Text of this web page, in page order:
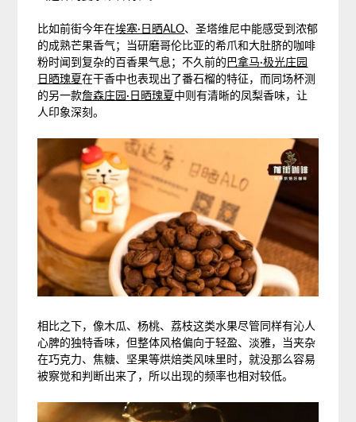
比如前街今年在埃塞·日晒ALO、圣塔维尼中能感受到浓郁
的成熟芒果香气；当研磨哥伦比亚的希爪和大肚脐的咖啡
粉时闻到复杂的百香果气息；不久前的 巴拿马·极光庄园
日晒瑰夏在干香中也表现出了番石榴的特征，而同场杯测
的另一款詹森庄园·日晒瑰夏 中则有清晰的凤梨香味，让
人印象深刻。
相比之下，像木瓜、杨桃、荔枝这类水果尽管同样有沁人
心脾的独特香味，但整体风格偏向于轻盈、淡雅，当夹杂
在巧克力、焦糖、坚果等烘焙类风味里时，就没那么容易
被察觉和判断出来了，所以出现的频率也相对较低。